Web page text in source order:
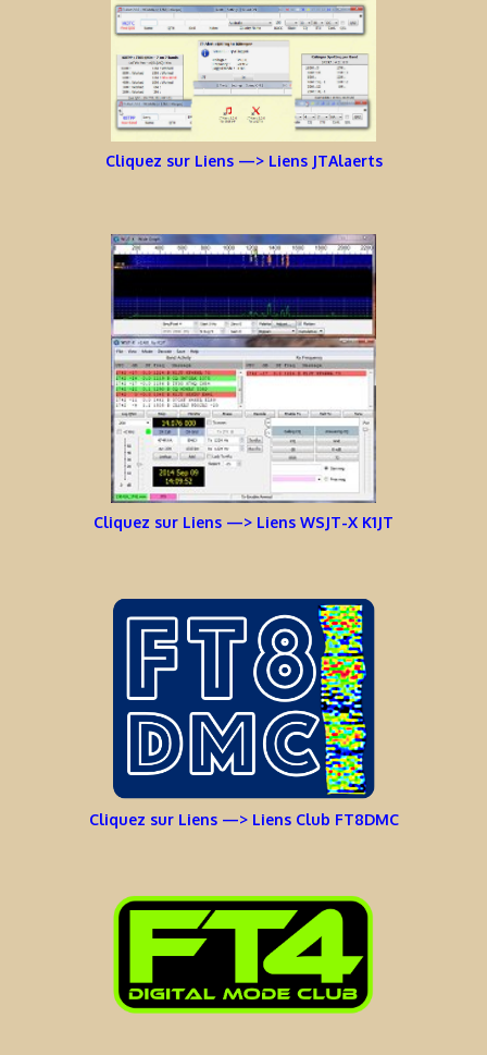
Cliquez sur Liens —> Liens JTAlaerts
Cliquez sur Liens —> Liens WSJT-X K1JT
Cliquez sur Liens —> Liens Club FT8DMC